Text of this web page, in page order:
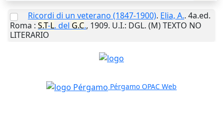
Ricordi di un veterano (1847-1900). Elia, A.. 4a.ed.
Roma : S.T-L. del G.C., 1909. U.I.: DGL. (M) TEXTO NO
LITERARIO
Pérgamo OPAC Web